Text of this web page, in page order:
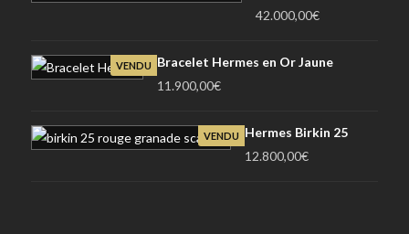
42.000,00€
VENDU
Bracelet Hermes en Or Jaune
11.900,00€
VENDU
Hermes Birkin 25
12.800,00€